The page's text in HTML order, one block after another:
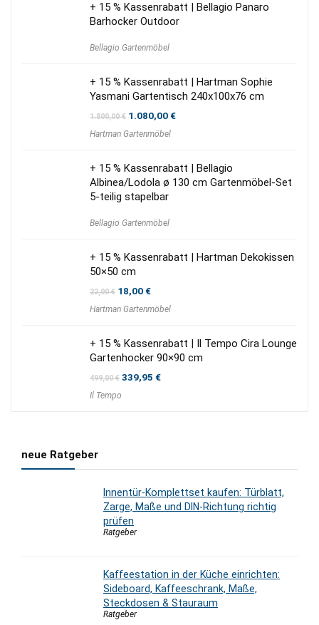
+ 15 % Kassenrabatt | Bellagio Panaro
Barhocker Outdoor
Bellagio Gartenmöbel
+ 15 % Kassenrabatt | Hartman Sophie
Yasmani Gartentisch 240x100x76 cm
1.800,00€ Ursprünglicher
war:
1.080,00€Aktueller
Hartman Gartenmöbel
+ 15 % Kassenrabatt | Bellagio
Albinea/Lodola ø 130 cm Gartenmöbel-Set
5-teilig stapelbar
Bellagio Gartenmöbel
+ 15 % Kassenrabatt | Hartman Dekokissen
50×50 cm
22,00€ Ursprünglicher
war:
18,00€Aktueller
ist:
Hartman Gartenmöbel
+ 15 % Kassenrabatt | Il Tempo Cira Lounge
Gartenhocker 90×90 cm
499,00€ Ursprünglicher
339,95 €Aktueller
Il Tempo
neue Ratgeber
Innentür-Komplettset kaufen: Türblatt,
Zarge, Maße und DIN-Richtung richtig
prüfen
Ratgeber
Kaffeestation in der Küche einrichten:
Sideboard, Kaffeeschrank, Maße,
Steckdosen & Stauraum
Ratgeber